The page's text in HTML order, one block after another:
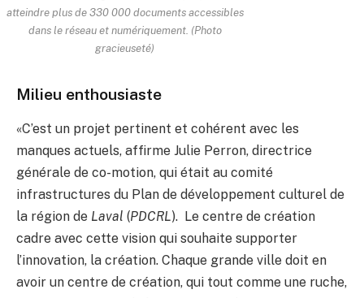
atteindre plus de 330 000 documents accessibles
dans le réseau et numériquement. (Photo
gracieuseté)
Milieu enthousiaste
«C’est un projet pertinent et cohérent avec les
manques actuels, affirme Julie Perron, directrice
générale de co-motion, qui était au comité
infrastructures du Plan de développement culturel de
la région de Laval (PDCRL). Le centre de création
cadre avec cette vision qui souhaite supporter
l’innovation, la création. Chaque grande ville doit en
avoir un centre de création, qui tout comme une ruche,